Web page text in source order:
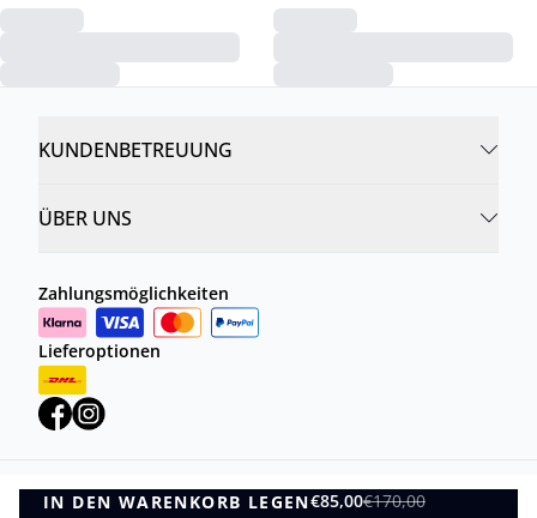
IN DEN WARENKORB LEGEN€85,00€170,00
KUNDENBETREUUNG
ÜBER UNS
Zahlungsmöglichkeiten
Lieferoptionen
Datenschutzrichtlinie Geschäftsbedingungen